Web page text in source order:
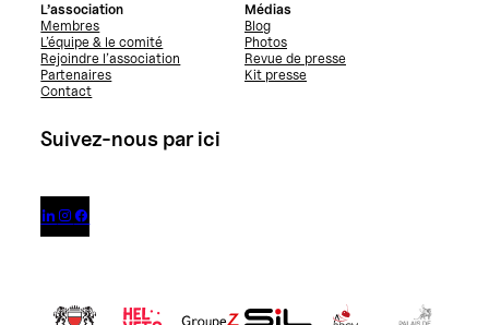
L’association
Membres
L’équipe & le comité
Rejoindre l’association
Partenaires
Contact
Médias
Blog
Photos
Revue de presse
Kit presse
Suivez-nous par ici
  